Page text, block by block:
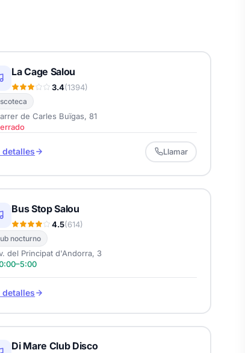
La Cage Salou
3.4(1394)
de Carles Buïgas, 81
detalles Llamar
Bus Stop Salou
4.5(614)
nocturno
del Principat d'Andorra, 3
detalles
Di Mare Club Disco